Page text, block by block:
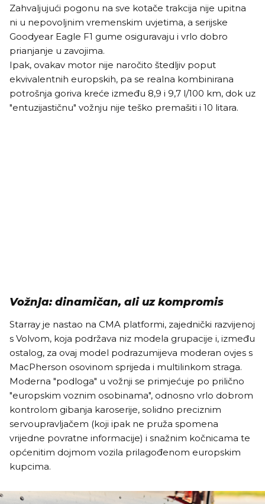
Zahvaljujući pogonu na sve kotače trakcija nije upitna
ni u nepovoljnim vremenskim uvjetima, a serijske
Goodyear Eagle F1 gume osiguravaju i vrlo dobro
prianjanje u zavojima.
Ipak, ovakav motor nije naročito štedljiv poput
ekvivalentnih europskih, pa se realna kombinirana
potrošnja goriva kreće između 8,9 i 9,7 l/100 km, dok uz
"entuzijastičnu" vožnju nije teško premašiti i 10 litara.
Vožnja: dinamičan, ali uz kompromis
Starray je nastao na CMA platformi, zajednički razvijenoj
s Volvom, koja podržava niz modela grupacije i, između
ostalog, za ovaj model podrazumijeva moderan ovjes s
MacPherson osovinom sprijeda i multilinkom straga.
Moderna "podloga" u vožnji se primjećuje po prilično
"europskim voznim osobinama", odnosno vrlo dobrom
kontrolom gibanja karoserije, solidno preciznim
servoupravljačem (koji ipak ne pruža spomena
vrijedne povratne informacije) i snažnim kočnicama te
općenitim dojmom vozila prilagođenom europskim
kupcima.